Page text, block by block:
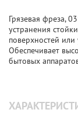
Грязевая фреза,
устранения
поверхностей
Обеспечивает
бытовых